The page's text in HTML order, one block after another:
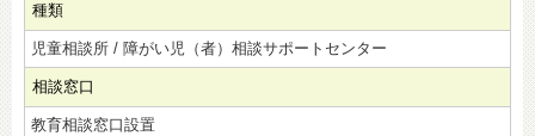
種類
児童相談所 / 障がい児（者）相談サポートセンター
相談窓口
教育相談窓口設置